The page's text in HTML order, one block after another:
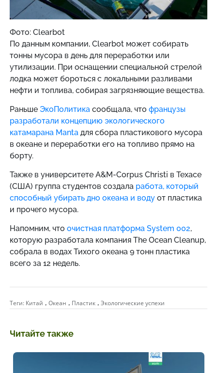
Фото: Clearbot
По данным компании, Clearbot может собирать
тонны мусора в день для переработки или
утилизации. При оснащении специальной стрелой
лодка может бороться с локальными разливами
нефти и топлива, собирая загрязняющие вещества.
Раньше ЭкоПолитика сообщала, что французы
разработали концепцию экологического
катамарана Manta для сбора пластикового мусора
в океане и переработки его на топливо прямо на
борту.
Также в университете A&M-Corpus Christi в Техасе
(США) группа студентов создала работа, который
способный убирать дно океана и воду от пластика
и прочего мусора.
Напомним, что очистная платформа System 002,
которую разработала компания The Ocean Cleanup,
собрала в водах Тихого океана 9 тонн пластика
всего за 12 недель.
Теги: Китай , Океан , Пластик , Экологические успехи
Читайте также